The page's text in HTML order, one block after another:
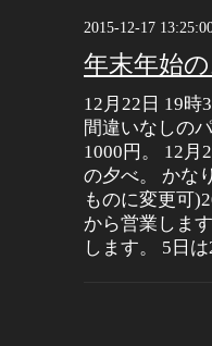
2015-12-17
年末年始
12月22日 19
間違いなしの
1000円。 12月
の夕べ。 かな
ものに変更可
から営業しま
します。 5日